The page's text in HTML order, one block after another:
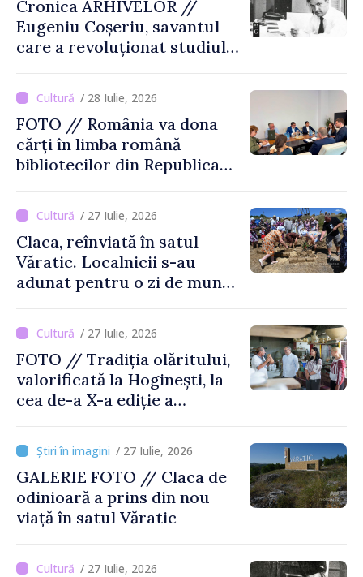
Cronica ARHIVELOR //
Eugeniu Coșeriu, savantul
care a revoluționat studiul
/ 28 Iulie, 2026
FOTO // România va dona
cărți în limba română
bibliotecilor din Republica
/ 27 Iulie, 2026
Claca, reînviată în satul
Văratic. Localnicii s-au
adunat pentru o zi de muncă
/ 27 Iulie, 2026
FOTO // Tradiția olăritului,
valorificată la Hoginești, la
cea de-a X-a ediție a
Vasile Gonciari”
/ 27 Iulie, 2026
GALERIE FOTO // Claca de
odinioară a prins din nou
viață în satul Văratic
/ 27 Iulie, 2026